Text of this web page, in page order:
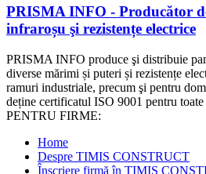
PRISMA INFO - Producător
infraroșu şi rezistențe electrice
PRISMA INFO produce şi distribuie
diverse mărimi și puteri și rezistențe
ramuri industriale, precum şi pentru
deține certificatul ISO 9001 pentru toate
PENTRU FIRME:
Home
Despre TIMIS CONSTRUCT
Înscriere firmă în TIMIS